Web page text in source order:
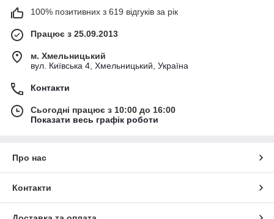
100% позитивних з 619 відгуків за рік
Працює з 25.09.2013
м. Хмельницький
вул. Київська 4, Хмельницький, Україна
Контакти
Сьогодні працює з 10:00 до 16:00
Показати весь графік роботи
Про нас
Контакти